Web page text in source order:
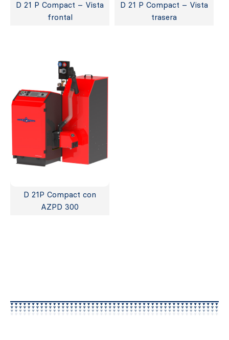
D 21 P Compact – Vista
frontal
D 21 P Compact – Vista
trasera
D 21P Compact con
AZPD 300